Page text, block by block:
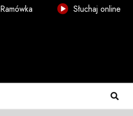
Ramówka Słuchaj online